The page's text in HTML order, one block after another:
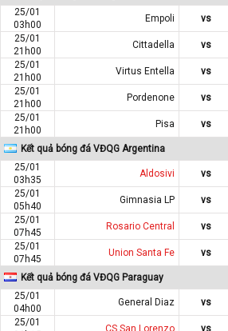
25/01
03h00
Empoli vs
25/01
21h00
Cittadella vs
25/01
21h00
Virtus Entella vs
25/01
21h00
Pordenone vs
25/01
21h00
Pisa vs
Kết quả bóng đá VĐQG Argentina
25/01
03h35
Aldosivi vs
25/01
05h40
Gimnasia LP vs
25/01
07h45
Rosario Central vs
25/01
07h45
Union Santa Fe vs
Kết quả bóng đá VĐQG Paraguay
25/01
04h00
General Diaz vs
25/01
CS San Lorenzo vs